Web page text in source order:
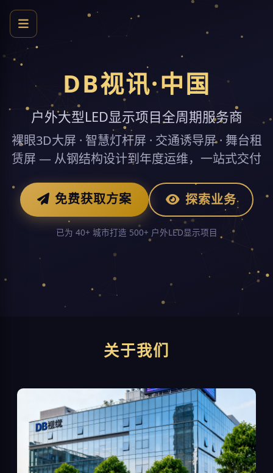
DB视讯·中国
户外大型LED显示项目全周期服务商
裸眼3D大屏 · 智慧灯杆屏 · 交通诱导屏 · 舞台租
赁屏 — 从钢结构设计到年度运维，一站式交付
免费获取方案 探索业务
已为 40+ 城市打造 500+ 户外LED显示项目
关于我们